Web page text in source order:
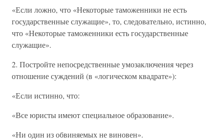
«Если ложно, что «Некоторые таможенники не есть
государственные служащие», то, следовательно, истинно,
что «Некоторые таможенники есть государственные
служащие».
2. Постройте непосредственные умозаключения через
отношение суждений (в «логическом квадрате»):
«Если истинно, что:
«Все юристы имеют специальное образование».
«Ни один из обвиняемых не виновен».